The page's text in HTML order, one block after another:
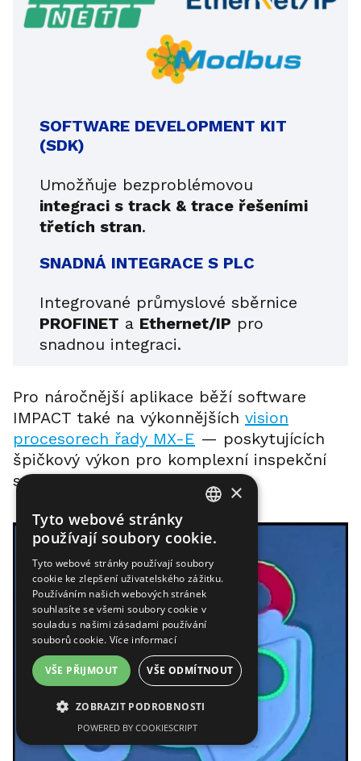
SOFTWARE DEVELOPMENT KIT
(SDK)
Umožňuje bezproblémovou
integraci s track & trace řešeními
třetích stran.
SNADNÁ INTEGRACE S PLC
Integrované průmyslové sběrnice
PROFINET a Ethernet/IP pro
snadnou integraci.
Pro náročnější aplikace běží software
IMPACT také na výkonnějších vision
procesorech řady MX-E — poskytujících
špičkový výkon pro komplexní inspekční
systémy.
×
Tyto webové stránky
používají soubory cookie.
Tyto webové stránky používají soubory
cookie ke zlepšení uživatelského zážitku.
Používáním našich webových stránek
souhlasíte se všemi soubory cookie v
souladu s našimi zásadami používání
souborů cookie. Více informací
VŠE PŘIJMOUT VŠE ODMÍTNOUT
ZOBRAZIT PODROBNOSTI
POWERED BY COOKIESCRIPT